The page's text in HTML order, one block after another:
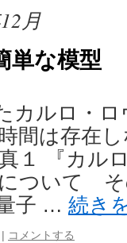
月
単な模型
カルロ・
間は存在
１ 『カル
ついて
子 … 続き
| コメントする